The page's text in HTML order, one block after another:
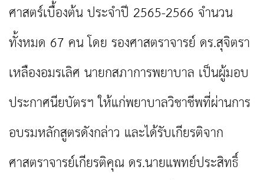
ศาสตร์เบื้องต้น ประจำปี 2565-2566 จำนวน
ทั้งหมด 67 คน โดย รองศาสตราจารย์ ดร.สุจิตรา
เหลืองอมรเลิศ นายกสภาการพยาบาล เป็นผู้มอบ
ประกาศนียบัตรฯ ให้แก่พยาบาลวิชาชีพที่ผ่านการ
อบรมหลักสูตรดังกล่าว และได้รับเกียรติจาก
ศาสตราจารย์เกียรติคุณ ดร.นายแพทย์ประสิทธิ์